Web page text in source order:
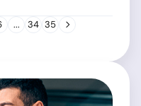
... 34 35